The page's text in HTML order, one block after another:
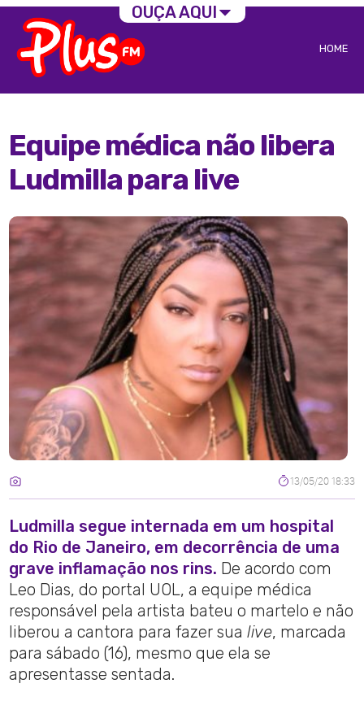
HOME
Equipe médica não libera
Ludmilla para live
13/05/20 18:33
Ludmilla segue internada em um hospital
do Rio de Janeiro, em decorrência de uma
grave inflamação nos rins. De acordo com
Leo Dias, do portal UOL, a equipe médica
responsável pela artista bateu o martelo e não
liberou a cantora para fazer sualive, marcada
para sábado (16), mesmo que ela se
apresentasse sentada.
OUÇA AQUI